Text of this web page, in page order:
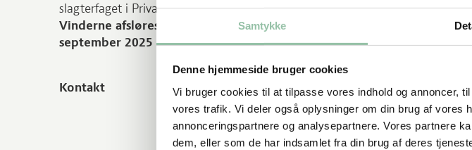
Samtykke
Denne hjemmeside bruger cookies
Vi bruger cookies til at tilpasse vores indhold og annoncer,
vores trafik. Vi deler også oplysninger om din brug af vores
annonceringspartnere og analysepartnere. Vores partnere
dem, eller som de har indsamlet fra din brug af deres
slagterfaget i Privatslagter og samtidig tager de ansvar for rekruttering til
Vinderne afsløres ved et storslået awardshow på Fødevaredagen den
september 2025 på Hindsgavl.
Kontakt
Chefkonsulent, Markedsføring
Eva Kunnerup